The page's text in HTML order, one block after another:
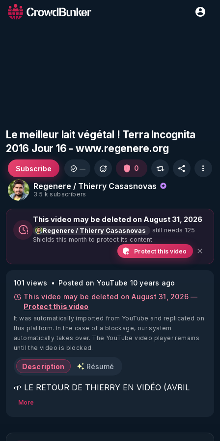
Le meilleur lait végétal ! Terra Incognita
2016 Jour 16 - www.regenere.org
Regenere / Thierry Casasnovas
3.5 k subscribers
Subscribe — 0
This video may be deleted on August 31, 2026
Regenere / Thierry Casasnovas
still needs 125
Shields this month to protect its content
Protect this video
101 views
Posted on YouTube 10 years ago
This video may be deleted on August 31, 2026 —
Protect this video
It was automatically imported from YouTube and replicated on
this platform. In the case of a blockage, our system
automatically takes over. The YouTube video player remains
until the video is blocked.
Description Résumé
🌱 LE RETOUR DE THIERRY EN VIDÉO (AVRIL
2022)!
https://www.rgnr.fr/presentation.html
More